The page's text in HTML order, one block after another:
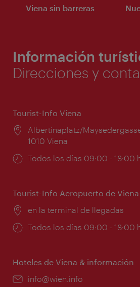
Viena sin barreras
Información
Direcciones y
Tourist-Info Viena
Lugar:
Albertinaplatz/
1010 Viena
Horarios
Todos los días 09:00 - 18:00
Tourist-Info Aeropuerto de Viena
Lugar:
en la terminal de llegadas
Horarios
Todos los días 09:00 - 18:00
Hoteles de Viena & información
e-
info@wien.info